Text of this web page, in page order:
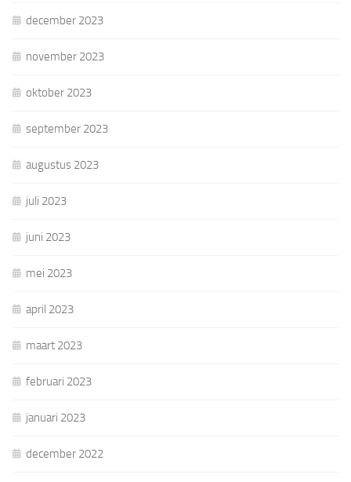
december 2023
november 2023
oktober 2023
september 2023
augustus 2023
juli 2023
juni 2023
mei 2023
april 2023
maart 2023
februari 2023
januari 2023
december 2022